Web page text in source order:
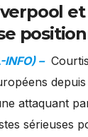
et
–
attaquant
sérieuses